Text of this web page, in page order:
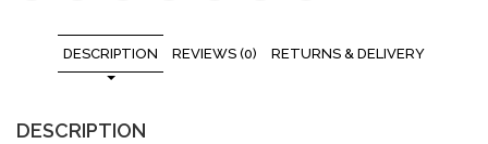
DESCRIPTION REVIEWS (0) RETURNS & DELIVERY
DESCRIPTION